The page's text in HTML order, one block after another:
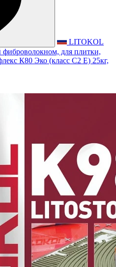
LITOKOL
для плитки,
К80 Эко (класс С2 Е) 25кг,